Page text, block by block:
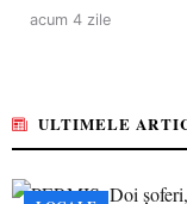
acum 4 zile
ULTIMELE